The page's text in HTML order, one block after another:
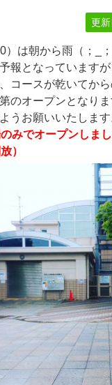
更新
）は朝から雨（；_；
報となっています
コースが乾いてか
のオープンとなり
うお願いいたします
みでオープンしま
）